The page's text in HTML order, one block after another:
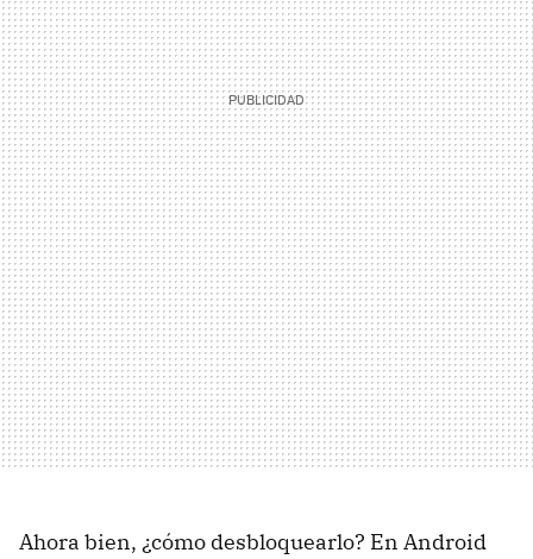
Ahora bien, ¿cómo desbloquearlo? En Android